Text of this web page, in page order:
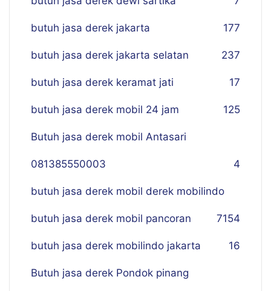
butuh jasa derek jakarta 177
butuh jasa derek jakarta selatan 237
butuh jasa derek keramat jati 17
butuh jasa derek mobil 24 jam 125
Butuh jasa derek mobil Antasari
081385550003 4
butuh jasa derek mobil derek mobilindo
154
butuh jasa derek mobil pancoran 7
butuh jasa derek mobilindo jakarta 16
Butuh jasa derek Pondok pinang